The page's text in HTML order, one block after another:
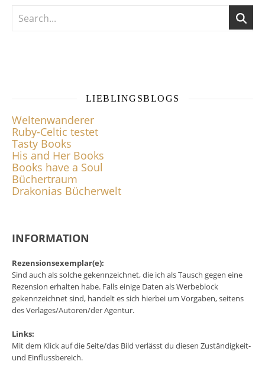
LIEBLINGSBLOGS
Weltenwanderer
Ruby-Celtic testet
Tasty Books
His and Her Books
Books have a Soul
Büchertraum
Drakonias Bücherwelt
INFORMATION
Rezensionsexemplar(e):
Sind auch als solche gekennzeichnet, die ich als Tausch gegen eine
Rezension erhalten habe. Falls einige Daten als Werbeblock
gekennzeichnet sind, handelt es sich hierbei um Vorgaben, seitens
des Verlages/Autoren/der Agentur.
Links:
Mit dem Klick auf die Seite/das Bild verlässt du diesen Zuständigkeit-
und Einflussbereich.